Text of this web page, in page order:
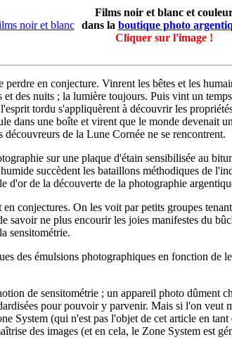
Films noir et blanc et
dans la boutique photo
Cliquer sur l'image !
en conjecture. Vinrent les bêtes et les
des nuits ; la lumière toujours. Puis vint un
tordu s'appliquèrent à découvrir les
dans une boîte et virent que le monde devenait
découvreurs de la Lune Cornée ne se rencontrent.
sur une plaque d'étain sensibilisée au
succèdent les bataillons méthodiques de
d'or de la découverte de la photographie
conjectures. On les voit par petits groupes
savoir ne plus encourir les joies manifestes du
sensitométrie.
des émulsions photographiques en fonction
de sensitométrie ; un appareil photo dûment
pour pouvoir y parvenir. Mais si l'on
System (qui n'est pas l'objet de cet article en
des images (et en cela, le Zone System est